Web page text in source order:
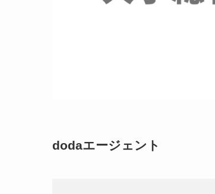
dodaエージェント